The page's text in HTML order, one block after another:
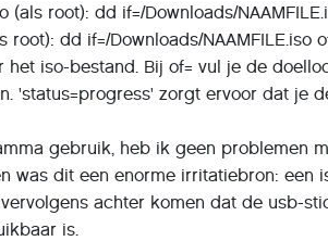
(als root): dd if=/Downloads/
root): dd if=/Downloads/NAAMFILE.iso
het iso-bestand. Bij of= vul je de
'status=progress' zorgt ervoor dat je
gebruik, heb ik geen problemen
was dit een enorme irritatiebron:
achter komen dat de usb-
is.